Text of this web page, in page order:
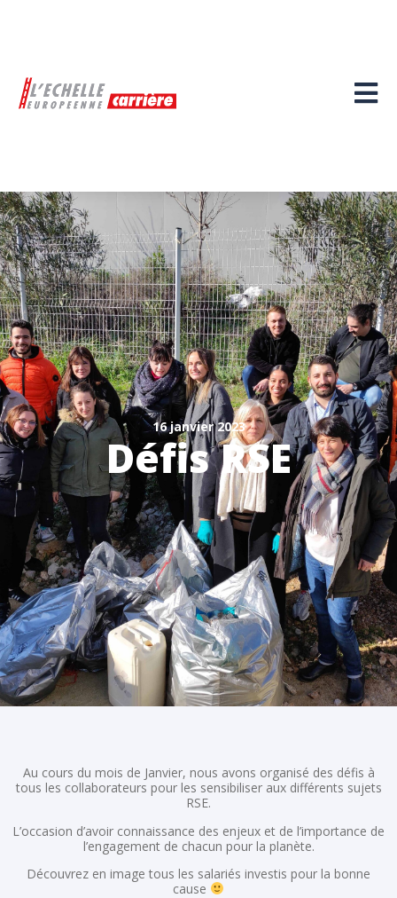
16 janvier 2023
Défis RSE
Au cours du mois de Janvier, nous avons organisé des défis à
tous les collaborateurs pour les sensibiliser aux différents sujets
RSE.
L’occasion d’avoir connaissance des enjeux et de l’importance de
l’engagement de chacun pour la planète.
Découvrez en image tous les salariés investis pour la bonne
cause